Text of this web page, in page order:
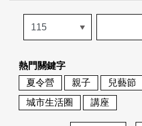
歷史專題
活動列表
地圖搜尋
關於我們
關於我們
刊物索取地點
會員基本資料
刊登活動
網站導覽
日本語
熱門關鍵字
夏令營
親子 兒藝節
城市生活圈
講座